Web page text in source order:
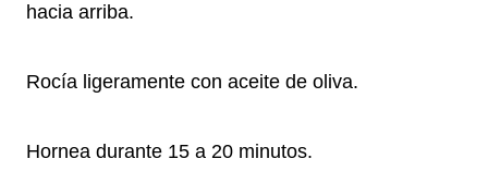
hacia arriba.
Rocía ligeramente con aceite de oliva.
Hornea durante 15 a 20 minutos.